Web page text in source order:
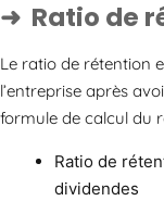
Ratio de
Le ratio de rétention
l’entreprise après
formule de calcul du
Ratio de
dividendes